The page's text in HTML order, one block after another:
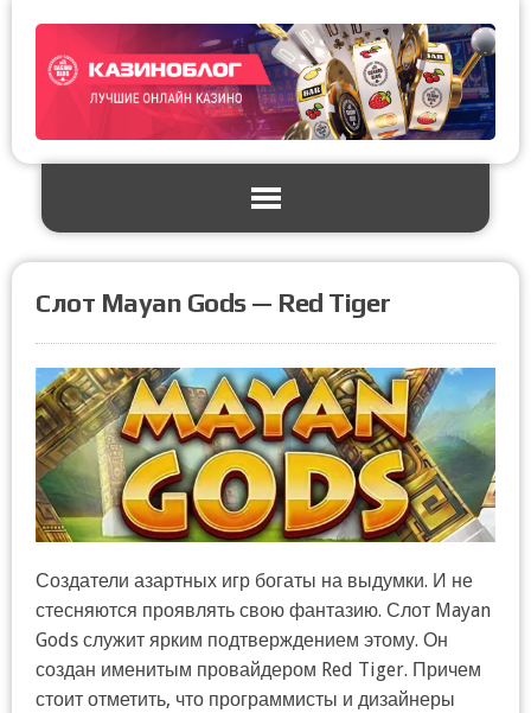
Слот Mayan Gods — Red Tiger
Создатели азартных игр богаты на выдумки. И не
стесняются проявлять свою фантазию. Слот Mayan
Gods служит ярким подтверждением этому. Он
создан именитым провайдером Red Tiger. Причем
стоит отметить, что программисты и дизайнеры